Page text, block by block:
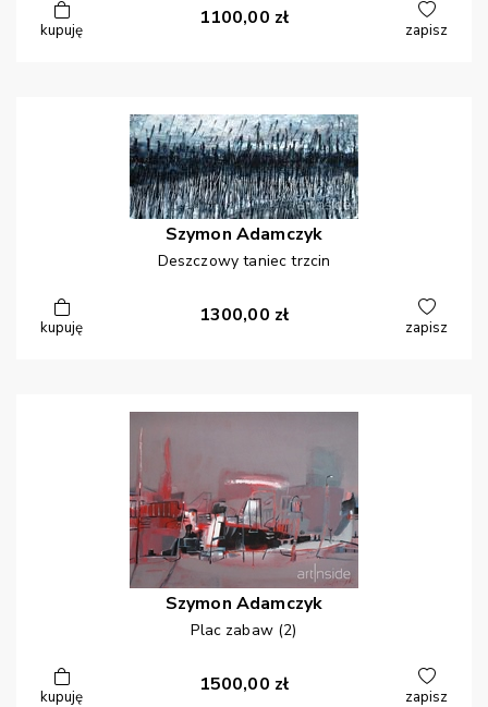
kupuję
1100,00 zł
zapisz
Szymon Adamczyk
Deszczowy taniec trzcin
kupuję
1300,00 zł
zapisz
Szymon Adamczyk
Plac zabaw (2)
kupuję
1500,00 zł
zapisz